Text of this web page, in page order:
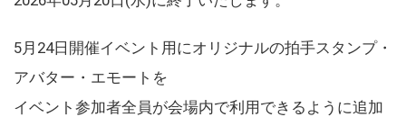
5月24日開催イベント用にオリジナルの拍手スタンプ・
アバター・エモートを
イベント参加者全員が会場内で利用できるように追加